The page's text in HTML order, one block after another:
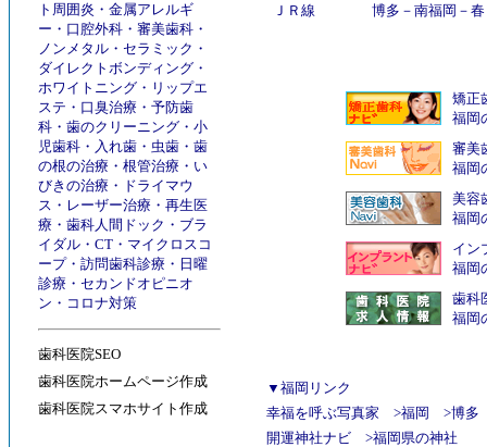
ト周囲炎 ・ 金属アレルギ
ー ・ 口腔外科 ・ 審美歯科 ・
ノンメタル ・ セラミック ・
ダイレクトボンディング ・
ホワイトニング ・ リップエ
ステ ・ 口臭治療 ・ 予防歯
科 ・ 歯のクリーニング ・ 小
児歯科 ・ 入れ歯 ・ 虫歯 ・ 歯
の根の治療 ・ 根管治療 ・ い
びきの治療 ・ ドライマウ
ス ・ レーザー治療 ・ 再生医
療 ・ 歯科人間ドック ・ ブラ
イダル ・ CT ・ マイクロスコ
ープ・ 訪問歯科診療 ・ 日曜
診療 ・ セカンドオピニオ
ン ・ コロナ対策
歯科医院SEO
歯科医院ホームページ作成
歯科医院スマホサイト作成
ＪＲ線 博多 － 南福岡 －
矯正
福岡
審美
福岡
美容
福岡
イン
福岡
歯科
福岡
▼福岡リンク
幸福を呼ぶ写真家 >福岡 >博多
開運神社ナビ >福岡県の神社